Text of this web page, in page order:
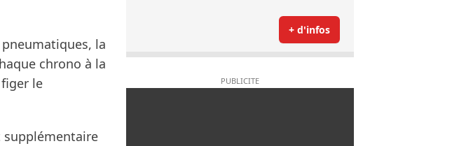
la
chrono à la
le
supplémentaire
+ d'infos